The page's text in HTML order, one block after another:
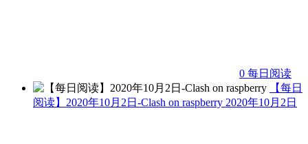
0 每日阅读
【每日
阅读】2020年10月2日-Clash on raspberry 2020年10月2日